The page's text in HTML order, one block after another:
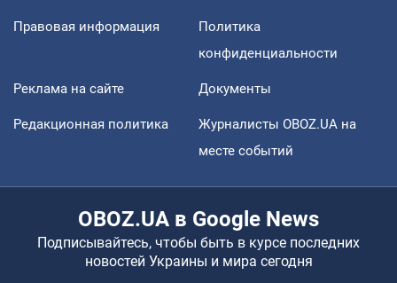
Правовая информация
Политика
конфиденциальности
Реклама на сайте Документы
Редакционная политика
Журналисты OBOZ.UA на
месте событий
OBOZ.UA в Google News
Подписывайтесь, чтобы быть в курсе последних
новостей Украины и мира сегодня